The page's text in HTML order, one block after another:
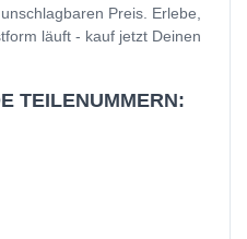
Preis. Erlebe,
läuft - kauf jetzt Deinen
TEILENUMMERN: